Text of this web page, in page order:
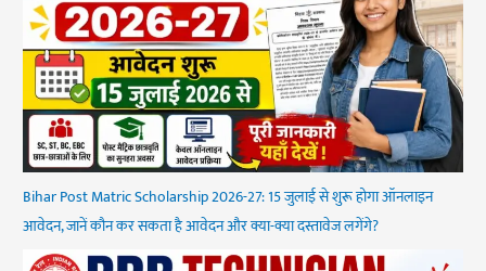
Bihar Post Matric Scholarship 2026-27: 15 जुलाई से शुरू होगा ऑनलाइन
आवेदन, जानें कौन कर सकता है आवेदन और क्या-क्या दस्तावेज लगेंगे?